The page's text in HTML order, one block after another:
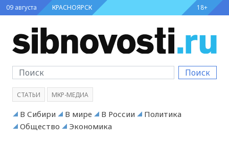
09 августа КРАСНОЯРСК 18+
Поиск
СТАТЬИ МКР-МЕДИА
В Сибири В мире В России
Политика
Общество
Экономика